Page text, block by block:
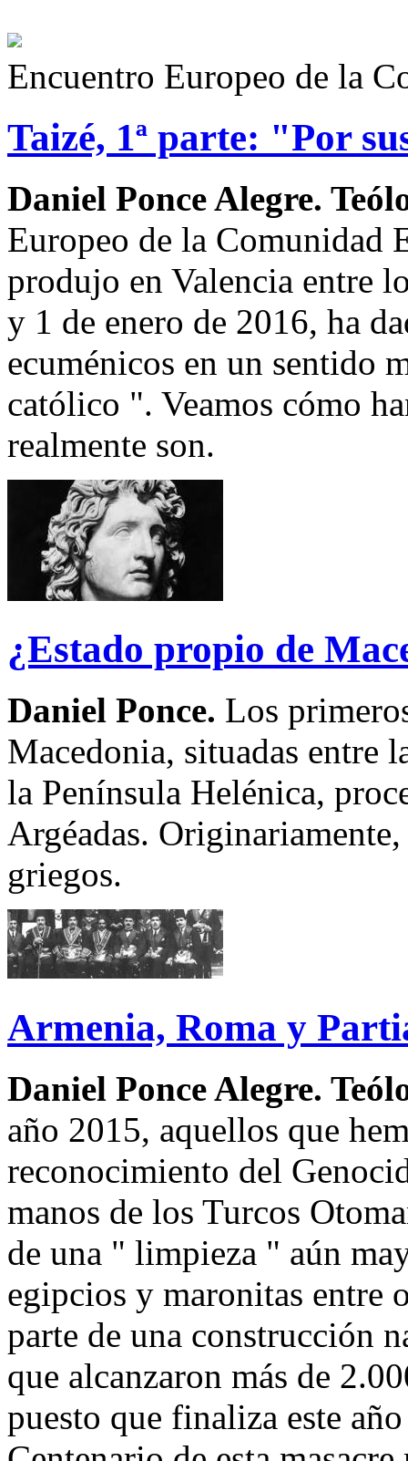
Encuentro Europeo de la
Taizé, 1ª parte: "Por
Daniel Ponce Alegre.
Europeo de la Comunidad
produjo en Valencia entre
y 1 de enero de 2016, ha
ecuménicos en un sentido
católico ". Veamos cómo
realmente son.
¿Estado propio de
Daniel Ponce. Los
Macedonia, situadas entre
la Península Helénica,
Argéadas.
griegos.
Armenia, Roma y
Daniel Ponce Alegre.
año 2015, aquellos que
reconocimiento del
manos de los Turcos
de una " limpieza " aún
egipcios y maronitas entre
parte de una construcción
que alcanzaron más de
puesto que finaliza este